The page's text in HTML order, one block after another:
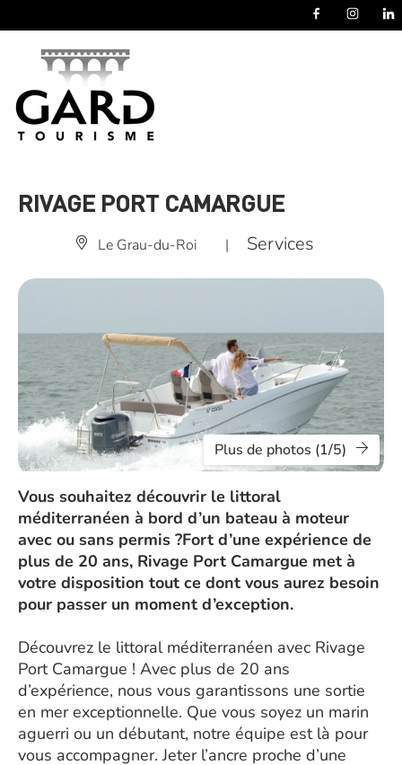
RIVAGE PORT CAMARGUE
Le Grau-du-Roi | Services
Plus de photos (1/5)
Vous souhaitez découvrir le littoral
méditerranéen à bord d’un bateau à moteur
avec ou sans permis ?Fort d’une expérience de
plus de 20 ans, Rivage Port Camargue met à
votre disposition tout ce dont vous aurez besoin
pour passer un moment d’exception.
Découvrez le littoral méditerranéen avec Rivage
Port Camargue ! Avec plus de 20 ans
d’expérience, nous vous garantissons une sortie
en mer exceptionnelle. Que vous soyez un marin
aguerri ou un débutant, notre équipe est là pour
vous accompagner. Jeter l’ancre proche d’une